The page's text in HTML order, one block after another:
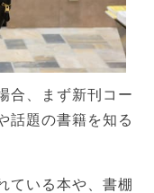
合、まず新刊コー
話題の書籍を知る
ている本や、書棚